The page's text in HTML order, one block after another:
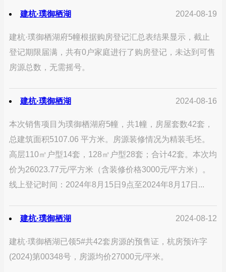
建杭·璞御栖湖 2024-08-19
建杭·璞御栖湖府5幢根据购房登记汇总表结果显示，截止
登记期限届满，共有0户家庭进行了购房登记，未达到可售
房源总数，无需摇号。
建杭·璞御栖湖 2024-08-16
本次销售项目为璞御栖湖府5幢，共1幢，房屋套数42套，
总建筑面积5107.06 平方米。房源装修情况为精装毛坯。
高层110㎡户型14套，128㎡户型28套；合计42套。本次均
价为26023.77元/平方米（含装修价格3000元/平方米）。
线上登记时间：2024年8月15日9点至2024年8月17日...
建杭·璞御栖湖 2024-08-12
建杭·璞御栖湖已领5#共42套房源的预售证，杭房预许字
(2024)第00348号，房源均价27000元/平米。